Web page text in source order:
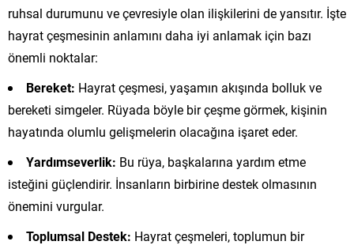
ruhsal durumunu ve çevresiyle olan ilişkilerini de yansıtır. İşte
hayrat çeşmesinin anlamını daha iyi anlamak için bazı
önemli noktalar:
Bereket: Hayrat çeşmesi, yaşamın akışında bolluk ve
bereketi simgeler. Rüyada böyle bir çeşme görmek, kişinin
hayatında olumlu gelişmelerin olacağına işaret eder.
Yardımseverlik: Bu rüya, başkalarına yardım etme
isteğini güçlendirir. İnsanların birbirine destek olmasının
önemini vurgular.
Toplumsal Destek: Hayrat çeşmeleri, toplumun bir